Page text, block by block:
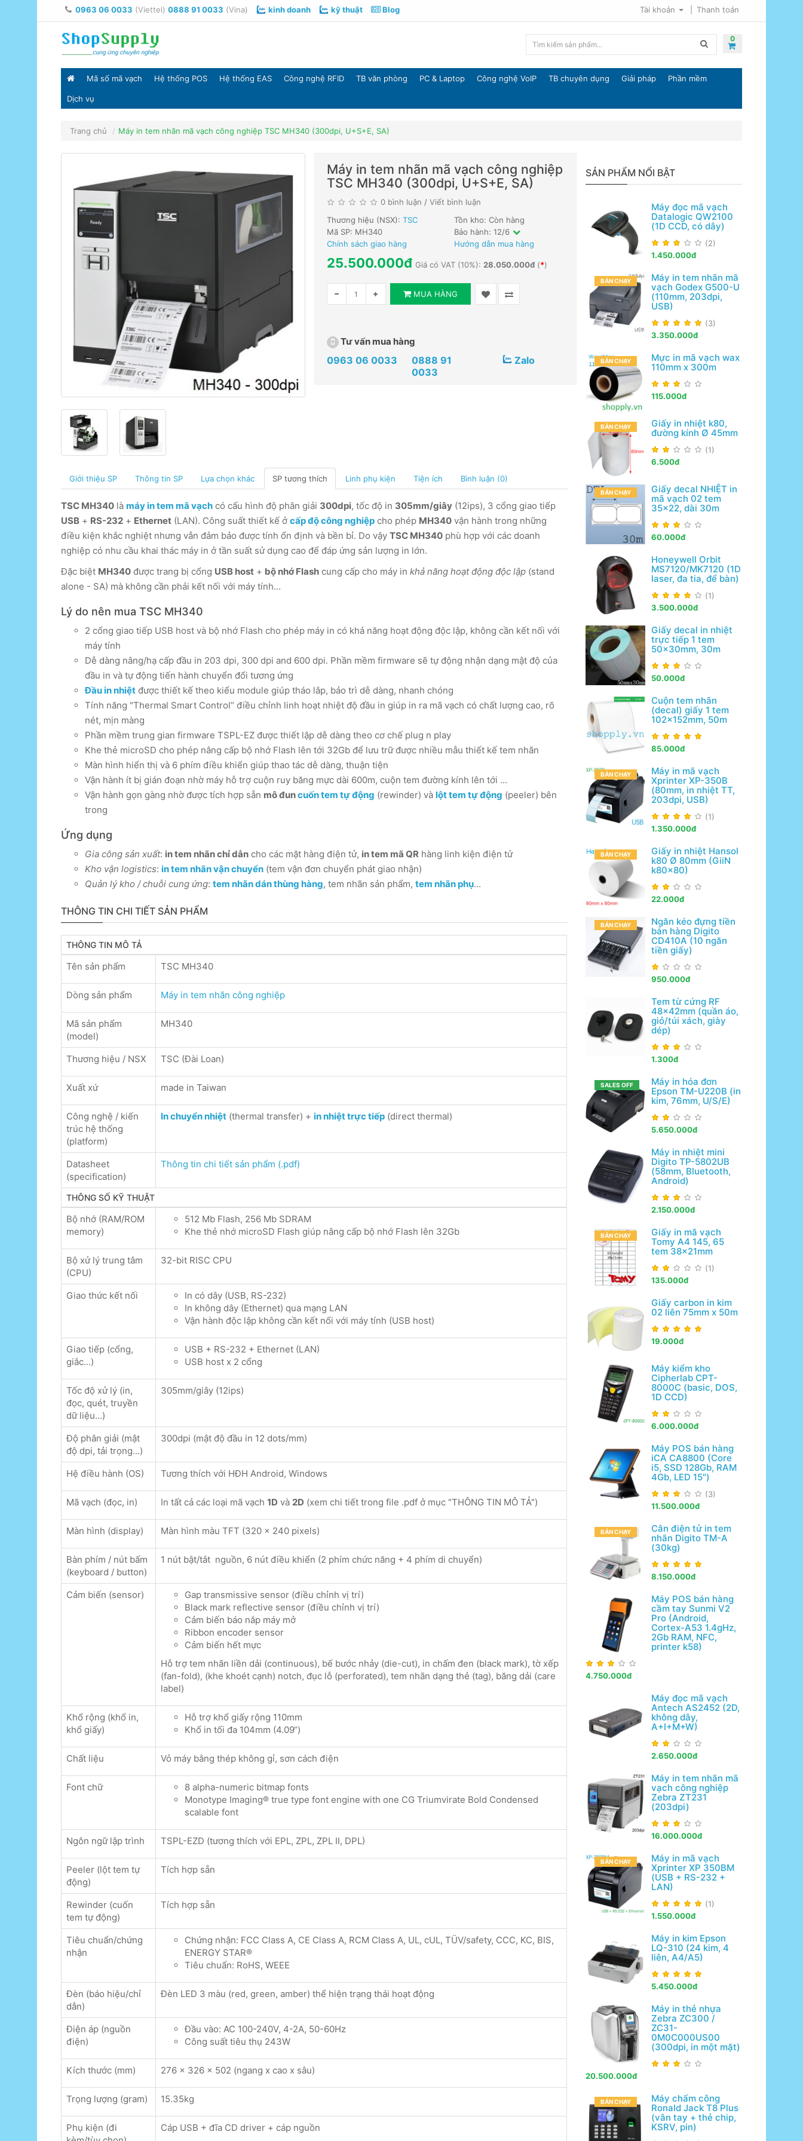
0963 06 0033 (Viettel) 0888 91 0033 (Vina) kinh doanh kỹ thuật Blog Tài khoản Thanh toán
0
Mã số mã vạch Hệ thống POS Hệ thống EAS Công nghệ RFID TB văn phòng PC & Laptop Công nghệ VoIP TB chuyên dụng Giải pháp Phần mềm
Dịch vụ
Trang chủ Máy in tem nhãn mã vạch công nghiệp TSC MH340 (300dpi, U+S+E, SA)
Máy in tem nhãn mã vạch công nghiệp
TSC MH340 (300dpi, U+S+E, SA)
0 bình luận / Viết bình luận
Thương hiệu (NSX): TSC
Mã SP: MH340
Chính sách giao hàng
Tồn kho: Còn hàng
Bảo hành: 12/6
Hướng dẫn mua hàng
25.500.000đ Giá có VAT (10%): 28.050.000đ(*)
MUA HÀNG
Tư vấn mua hàng
0963 06 0033
0888 91
0033
Zalo
Giới thiệu SP Thông tin SP Lựa chọn khác SP tương thích Linh phụ kiện Tiện ích Bình luận (0)
TSC MH340 là máy in tem mã vạch có cấu hình độ phân giải 300dpi, tốc độ in 305mm/giây (12ips), 3 cổng giao tiếp
USB + RS-232 + Ethernet (LAN). Công suất thiết kế ở cấp độ công nghiệp cho phép MH340 vận hành trong những
điều kiện khắc nghiệt nhưng vẫn đảm bảo được tính ổn định và bền bỉ. Do vậy TSC MH340 phù hợp với các doanh
nghiệp có nhu cầu khai thác máy in ở tần suất sử dụng cao để đáp ứng sản lượng in lớn.
Đặc biệt MH340 được trang bị cổng USB host + bộ nhớ Flash cung cấp cho máy in khả năng hoạt động độc lập (stand
alone - SA) mà không cần phải kết nối với máy tính...
Lý do nên mua TSC MH340
2 cổng giao tiếp USB host và bộ nhớ Flash cho phép máy in có khả năng hoạt động độc lập, không cần kết nối với
máy tính
Dễ dàng nâng/hạ cấp đầu in 203 dpi, 300 dpi and 600 dpi. Phần mềm firmware sẽ tự động nhận dạng mật độ của
đầu in và tự động tiến hành chuyển đổi tương ứng
Đầu in nhiệt được thiết kế theo kiểu module giúp tháo lắp, bảo trì dễ dàng, nhanh chóng
Tính năng "Thermal Smart Control” điều chỉnh linh hoạt nhiệt độ đầu in giúp in ra mã vạch có chất lượng cao, rõ
nét, mịn màng
Phần mềm trung gian firmware TSPL-EZ được thiết lập dễ dàng theo cơ chế plug n play
Khe thẻ microSD cho phép nâng cấp bộ nhớ Flash lên tới 32Gb để lưu trữ được nhiều mẫu thiết kế tem nhãn
Màn hình hiển thị và 6 phím điều khiển giúp thao tác dễ dàng, thuận tiện
Vận hành ít bị gián đoạn nhờ máy hỗ trợ cuộn ruy băng mực dài 600m, cuộn tem đường kính lên tới ...
Vận hành gọn gàng nhờ được tích hợp sẵn mô đuncuốn tem tự động (rewinder) và lột tem tự động (peeler) bên
trong
Ứng dụng
Gia công sản xuất: in tem nhãn chỉ dẫn cho các mặt hàng điện tử, in tem mã QR hàng linh kiện điện tử
Kho vận logistics: in tem nhãn vận chuyển (tem vận đơn chuyển phát giao nhận)
Quản lý kho / chuỗi cung ứng: tem nhãn dán thùng hàng, tem nhãn sản phẩm, tem nhãn phụ...
THÔNG TIN CHI TIẾT SẢN PHẨM
THÔNG TIN MÔ TẢ
Tên sản phẩm TSC MH340
Dòng sản phẩm Máy in tem nhãn công nghiệp
Mã sản phẩm
(model)
MH340
Thương hiệu / NSX TSC (Đài Loan)
Xuất xứ made in Taiwan
Công nghệ / kiến
trúc hệ thống
(platform)
In chuyển nhiệt (thermal transfer) + in nhiệt trực tiếp (direct thermal)
Datasheet
(specification)
Thông tin chi tiết sản phẩm (.pdf)
THÔNG SỐ KỸ THUẬT
Bộ nhớ (RAM/ROM
memory)
512 Mb Flash, 256 Mb SDRAM
Khe thẻ nhớ microSD Flash giúp nâng cấp bộ nhớ Flash lên 32Gb
Bộ xử lý trung tâm
(CPU)
32-bit RISC CPU
Giao thức kết nối
In có dây (USB, RS-232)
In không dây (Ethernet) qua mạng LAN
Vận hành độc lập không cần kết nối với máy tính (USB host)
Giao tiếp (cổng,
giắc...)
USB + RS-232 + Ethernet (LAN)
USB host x 2 cổng
Tốc độ xử lý (in,
đọc, quét, truyền
dữ liệu...)
305mm/giây (12ips)
Độ phân giải (mật
độ dpi, tải trọng...)
300dpi (mật độ đầu in 12 dots/mm)
Hệ điều hành (OS) Tương thích với HĐH Android, Windows
Mã vạch (đọc, in) In tất cả các loại mã vạch 1D và 2D (xem chi tiết trong file .pdf ở mục "THÔNG TIN MÔ TẢ")
Màn hình (display) Màn hình màu TFT (320 x 240 pixels)
Bàn phím / nút bấm
(keyboard / button)
1 nút bật/tắt nguồn, 6 nút điều khiển (2 phím chức năng + 4 phím di chuyển)
Cảm biến (sensor)
Gap transmissive sensor (điều chỉnh vị trí)
Black mark reflective sensor (điều chỉnh vị trí)
Cảm biến báo nắp máy mở
Ribbon encoder sensor
Cảm biến hết mực
Hỗ trợ tem nhãn liền dải (continuous), bế bước nhảy (die-cut), in chấm đen (black mark), tờ xếp
(fan-fold), (khe khoét cạnh) notch, đục lỗ (perforated), tem nhãn dạng thẻ (tag), băng dải (care
label)
Khổ rộng (khổ in,
khổ giấy)
Hỗ trợ khổ giấy rộng 110mm
Khổ in tối đa 104mm (4.09“)
Chất liệu Vỏ máy bằng thép không gỉ, sơn cách điện
Font chữ
8 alpha-numeric bitmap fonts
Monotype Imaging® true type font engine with one CG Triumvirate Bold Condensed
scalable font
Ngôn ngữ lập trình TSPL-EZD (tương thích với EPL, ZPL, ZPL II, DPL)
Peeler (lột tem tự
động)
Tích hợp sẵn
Rewinder (cuốn
tem tự động)
Tích hợp sẵn
Tiêu chuẩn/chứng
nhận
Chứng nhận: FCC Class A, CE Class A, RCM Class A, UL, cUL, TÜV/safety, CCC, KC, BIS,
ENERGY STAR®
Tiêu chuẩn: RoHS, WEEE
Đèn (báo hiệu/chỉ
dẫn)
Đèn LED 3 màu (red, green, amber) thể hiện trạng thái hoạt động
Điện áp (nguồn
điện)
Đầu vào: AC 100-240V, 4-2A, 50-60Hz
Công suất tiêu thụ 243W
Kích thước (mm) 276 x 326 x 502 (ngang x cao x sâu)
Trọng lượng (gram) 15.35kg
Phụ kiện (đi
Cáp USB + đĩa CD driver + cáp nguồn
SẢN PHẨM NỔI BẬT
Máy đọc mã vạch
Datalogic QW2100
(1D CCD, có dây)
(2)
1.450.000đ
BÁN CHẠY
Máy in tem nhãn mã
vạch Godex G500-U
(110mm, 203dpi,
USB)
(3)
3.350.000đ
BÁN CHẠY
Mực in mã vạch wax
110mm x 300m
115.000đ
BÁN CHẠY
Giấy in nhiệt k80,
đường kính Ø 45mm
(1)
6.500đ
BÁN CHẠY
Giấy decal NHIỆT in
mã vạch 02 tem
35x22, dài 30m
60.000đ
Honeywell Orbit
MS7120/MK7120 (1D
laser, đa tia, để bàn)
(1)
3.500.000đ
Giấy decal in nhiệt
trực tiếp 1 tem
50x30mm, 30m
50.000đ
Cuộn tem nhãn
(decal) giấy 1 tem
102x152mm, 50m
85.000đ
BÁN CHẠY
Máy in mã vạch
Xprinter XP-350B
(80mm, in nhiệt TT,
203dpi, USB)
(1)
1.350.000đ
BÁN CHẠY
Giấy in nhiệt Hansol
k80 Ø 80mm (GiiN
k80x80)
22.000đ
BÁN CHẠY
Ngăn kéo đựng tiền
bán hàng Digito
CD410A (10 ngăn
tiền giấy)
950.000đ
Tem từ cứng RF
48x42mm (quần áo,
giỏ/túi xách, giày
dép)
1.300đ
SALES OFF
Máy in hóa đơn
Epson TM-U220B (in
kim, 76mm, U/S/E)
5.650.000đ
Máy in nhiệt mini
Digito TP-5802UB
(58mm, Bluetooth,
Android)
2.150.000đ
BÁN CHẠY
Giấy in mã vạch
Tomy A4 145, 65
tem 38x21mm
(1)
135.000đ
Giấy carbon in kim
02 liên 75mm x 50m
19.000đ
Máy kiểm kho
Cipherlab CPT-
8000C (basic, DOS,
1D CCD)
6.000.000đ
Máy POS bán hàng
iCA CA8800 (Core
i5, SSD 128Gb, RAM
4Gb, LED 15")
(3)
11.500.000đ
BÁN CHẠY
Cân điện tử in tem
nhãn Digito TM-A
(30kg)
8.150.000đ
Máy POS bán hàng
cầm tay Sunmi V2
Pro (Android,
Cortex-A53 1.4gHz,
2Gb RAM, NFC,
printer k58)
4.750.000đ
Máy đọc mã vạch
Antech AS2452 (2D,
không dây,
A+I+M+W)
2.650.000đ
Máy in tem nhãn mã
vạch công nghiệp
Zebra ZT231
(203dpi)
16.000.000đ
BÁN CHẠY
Máy in mã vạch
Xprinter XP 350BM
(USB + RS-232 +
LAN)
(1)
1.550.000đ
Máy in kim Epson
LQ-310 (24 kim, 4
liên, A4/A5)
5.450.000đ
Máy in thẻ nhựa
Zebra ZC300 /
ZC31-
0M0C000US00
(300dpi, in một mặt)
20.500.000đ
BÁN CHẠY
Máy chấm công
Ronald Jack T8 Plus
(vân tay + thẻ chip,
KSRV, pin)